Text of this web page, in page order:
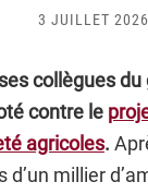
3 JUILLET 2026
collègues
contre le
agricoles.
d’un millier